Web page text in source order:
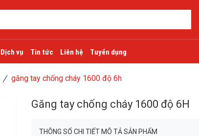
Dịch vụ Tin tức Liên hệ Tuyển dụng
găng tay chống cháy 1600 độ 6h
Găng tay chống cháy 1600 độ 6H
THÔNG SỐ CHI TIẾT MÔ TẢ SẢN PHẨM